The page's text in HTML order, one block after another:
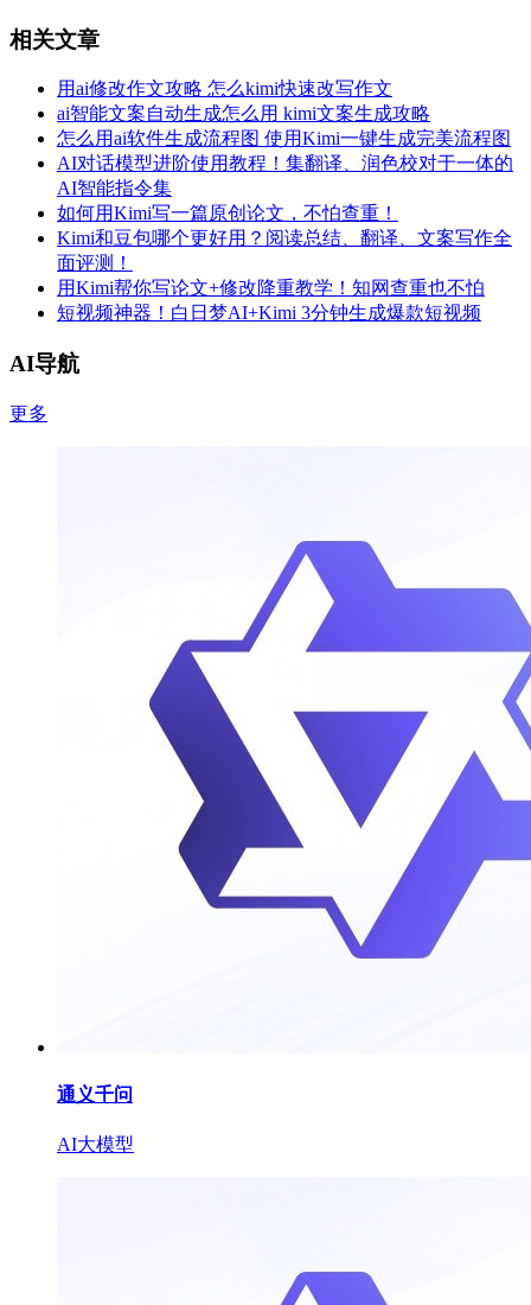
相关文章
用ai修改作文攻略 怎么kimi快速改写作文
ai智能文案自动生成怎么用 kimi文案生成攻略
怎么用ai软件生成流程图 使用Kimi一键生成完美流程图
AI对话模型进阶使用教程！集翻译、润色校对于一体的
AI智能指令集
如何用Kimi写一篇原创论文，不怕查重！
Kimi和豆包哪个更好用？阅读总结、翻译、文案写作全
面评测！
用Kimi帮你写论文+修改降重教学！知网查重也不怕
短视频神器！白日梦AI+Kimi 3分钟生成爆款短视频
AI导航
更多
通义千问
AI大模型